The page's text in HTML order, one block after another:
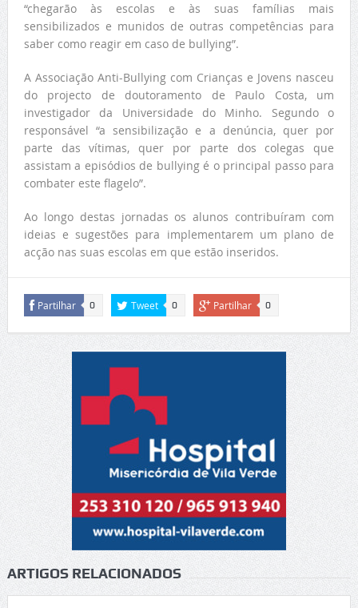
“chegarão às escolas e às suas famílias mais
sensibilizados e munidos de outras competências para
saber como reagir em caso de bullying”.
A Associação Anti-Bullying com Crianças e Jovens nasceu
do projecto de doutoramento de Paulo Costa, um
investigador da Universidade do Minho. Segundo o
responsável “a sensibilização e a denúncia, quer por
parte das vítimas, quer por parte dos colegas que
assistam a episódios de bullying é o principal passo para
combater este flagelo”.
Ao longo destas jornadas os alunos contribuíram com
ideias e sugestões para implementarem um plano de
acção nas suas escolas em que estão inseridos.
Partilhar 0 Tweet 0 Partilhar 0
ARTIGOS RELACIONADOS